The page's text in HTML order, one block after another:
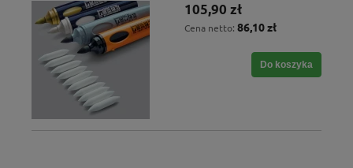
105,90 zł
Cena netto: 86,10 zł
Do koszyka